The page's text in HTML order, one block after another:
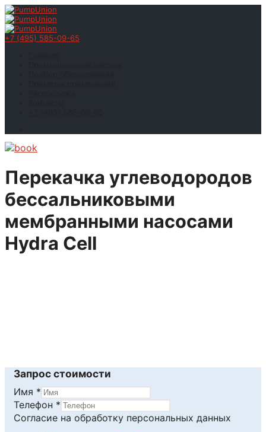
+7 (495) 585-09-65
Перекачка углеводородов
бессальниковыми
мембранными насосами
Hydra Cell
Запрос стоимости
Имя *
обработку
персональных
Телефон *
Согласие на обработку персональных данных